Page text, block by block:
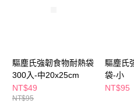
https://aftee.tw/terms/#terms3
３．未成年的使用者請事先徵得法定
「AFTEE先享後付」，若未經同意申
任。
４．使用「AFTEE先享後付」時，將
宅配(本島)
每筆NT$100，滿NT$790(含以上)
驅塵氏強韌食物耐熱袋
300入-中20x25cm
NT$49
NT$95
驅塵氏
袋-小
NT$95